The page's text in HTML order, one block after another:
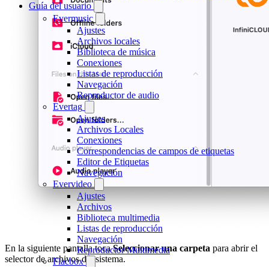
Guía del usuario
Evermusic
Ajustes
Archivos locales
Biblioteca de música
Conexiones
Listas de reproducción
Navegación
Reproductor de audio
Evertag
Ajustes
Archivos Locales
Conexiones
Correspondencias de campos de etiquetas
Editor de Etiquetas
Navegación
Evervideo
Ajustes
Archivos
Biblioteca multimedia
Listas de reproducción
Navegación
Reproductor Multimedia
Flacbox
En la siguiente pantalla tocaSeleccionar una carpeta para abrir el
selector de archivos del sistema.